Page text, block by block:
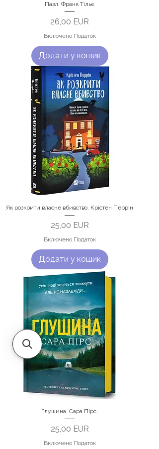
Пазл. Франк Тільє
Ціна
26,00 EUR
Включено Податок
Додати у кошик
Як розкрити власне вбивство. Крістен Перрін
Ціна
25,00 EUR
Включено Податок
Додати у кошик
Глушина. Сара Пірс.
Ціна
25,00 EUR
Включено Податок